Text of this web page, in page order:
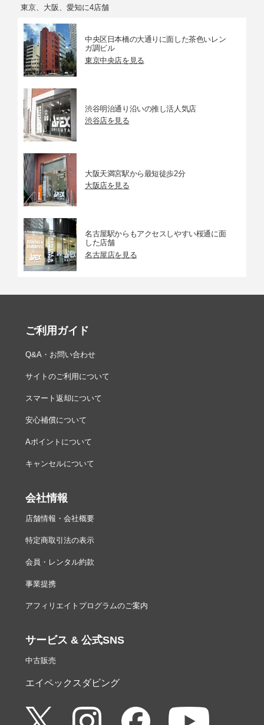
東京、大阪、愛知に4店舗
中央区日本橋の大通りに面した茶色いレン
ガ調ビル
東京中央店を見る
渋谷明治通り沿いの推し活人気店
渋谷店を見る
大阪天満宮駅から最短徒歩2分
大阪店を見る
名古屋駅からもアクセスしやすい桜通に面
した店舗
名古屋店を見る
ご利用ガイド
Q&A・お問い合わせ
サイトのご利用について
スマート返却について
安心補償について
Aポイントについて
キャンセルについて
会社情報
店舗情報・会社概要
特定商取引法の表示
会員・レンタル約款
事業提携
アフィリエイトプログラムのご案内
サービス & 公式SNS
中古販売
エイペックスダビング